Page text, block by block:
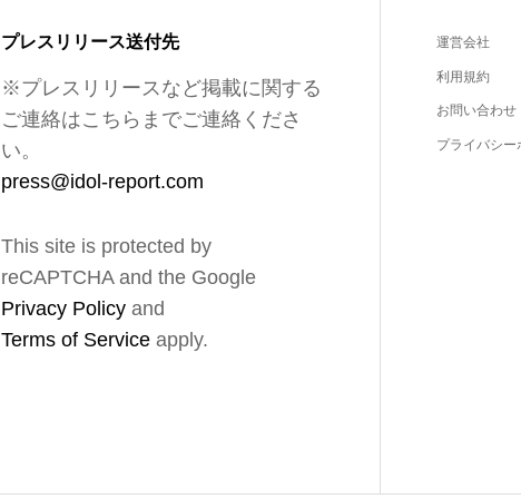
プレスリリース送付先
※プレスリリースなど掲載に関する
ご連絡はこちらまでご連絡くださ
い。
press@idol-report.com
This site is protected by
reCAPTCHA and the Google
Privacy Policyand
Terms of Serviceapply.
運営会社
利用規約
お問い合わせ
プライバシー